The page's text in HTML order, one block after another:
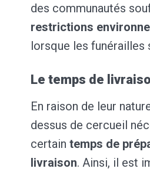
des communautés
restrictions
lorsque les funérailles
Le temps de
En raison de leur
dessus de cercueil
certain temps de
livraison. Ainsi, il est